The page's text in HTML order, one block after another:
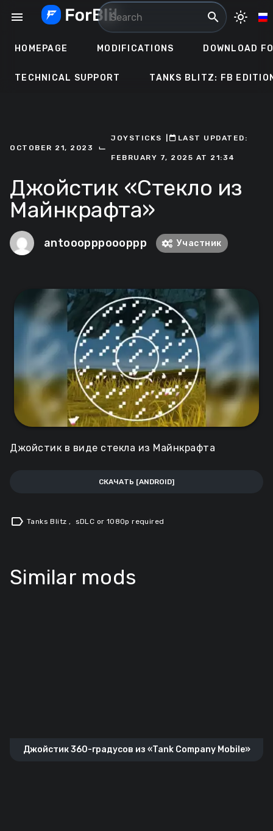
menu search light_mode
HOMEPAGE MODIFICATIONS DOWNLOAD
TECHNICAL SUPPORT TANKS BLITZ: FB
OCTOBER 21, 2023 ⌙
JOYSTICKS ㅤLAST UPDATED:
FEBRUARY 7, 2025 AT 21:34
Джойстик «Стекло из
Майнкрафта»
antooopppoooppp Участник
Джойстик в виде стекла из Майнкрафта
СКАЧАТЬ [ANDROID]
label Tanks Blitz , sDLC or 1080p required
Similar mods
Джойстик 360-градусов из «Tank Company Mobile»